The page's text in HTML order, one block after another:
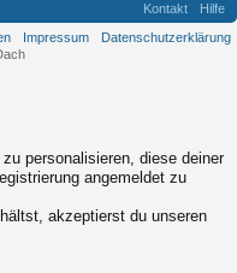
Kontakt
Hilfe
Impressum
Datenschutzerklärung
personalisieren, diese deiner
angemeldet zu
akzeptierst du unseren